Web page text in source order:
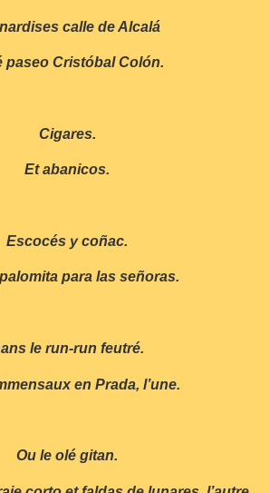
calle de Alcalá
paseo Cristóbal Colón.
Cigares.
Et abanicos.
Escocés y coñac.
para las señoras.
le run-run feutré.
en Prada, l’une.
Ou le olé gitan.